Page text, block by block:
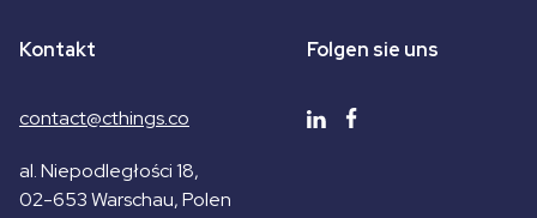
Kontakt
contact@cthings.co
al. Niepodległości 18,
02-653Warschau, Polen
Folgen sie uns